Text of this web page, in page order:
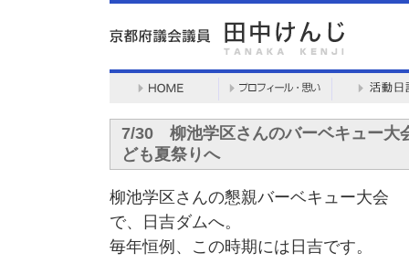
7/30 柳池学区さんのバーベキュー大
ども夏祭りへ
柳池学区さんの懇親バーベキュー大会
で、日吉ダムへ。
毎年恒例、この時期には日吉です。